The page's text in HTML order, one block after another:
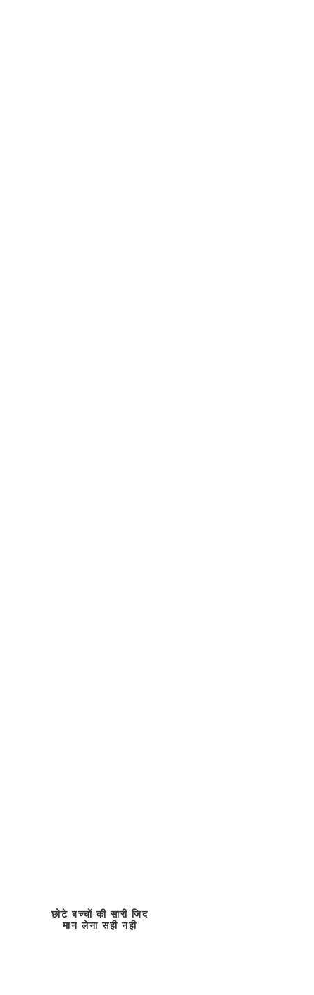
छोटे बच्चों की सारी जिद
मान लेना सही नही